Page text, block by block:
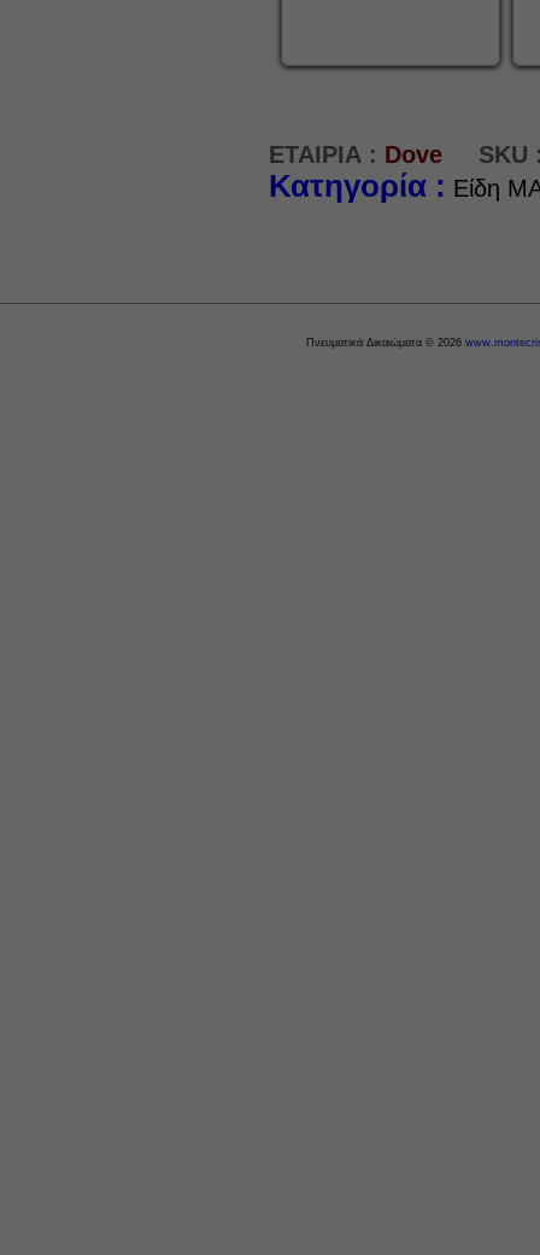
ΕΤΑΙΡΙΑ : Dove SKU
Κατηγορία : Είδη
Πνευματικά Δικαιώματα © 2026